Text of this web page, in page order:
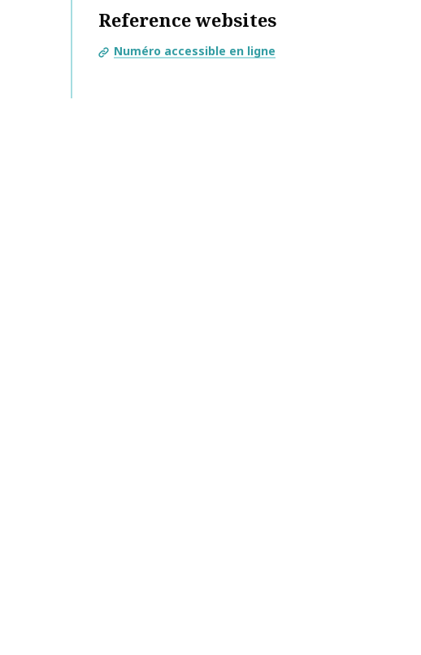
Reference websites
Numéro accessible en ligne